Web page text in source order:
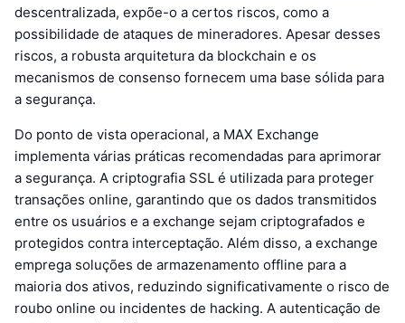
descentralizada, expõe-o a certos riscos, como a
possibilidade de ataques de mineradores. Apesar desses
riscos, a robusta arquitetura da blockchain e os
mecanismos de consenso fornecem uma base sólida para
a segurança.
Do ponto de vista operacional, a MAX Exchange
implementa várias práticas recomendadas para aprimorar
a segurança. A criptografia SSL é utilizada para proteger
transações online, garantindo que os dados transmitidos
entre os usuários e a exchange sejam criptografados e
protegidos contra interceptação. Além disso, a exchange
emprega soluções de armazenamento offline para a
maioria dos ativos, reduzindo significativamente o risco de
roubo online ou incidentes de hacking. A autenticação de